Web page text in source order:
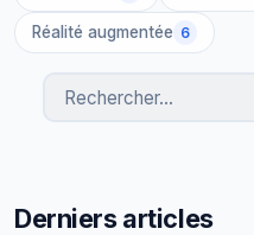
Réalité augmentée 6
Rechercher des articles
Derniers articles